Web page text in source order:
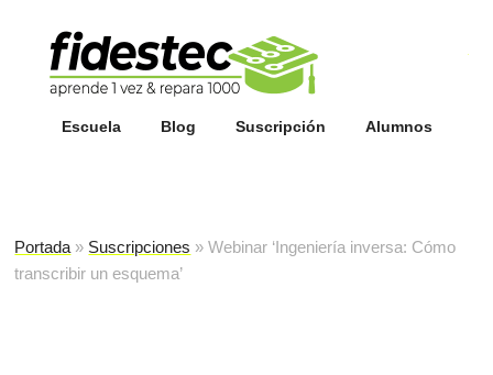
Escuela Blog Suscripción Alumnos
Portada » Suscripciones »Webinar ‘Ingeniería inversa: Cómo
transcribir un esquema’